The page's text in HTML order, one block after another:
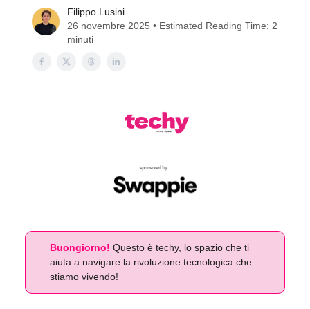
Filippo Lusini
26 novembre 2025 • Estimated Reading Time: 2
minuti
Buongiorno! Questo è techy, lo spazio che ti
aiuta a navigare la rivoluzione tecnologica che
stiamo vivendo!